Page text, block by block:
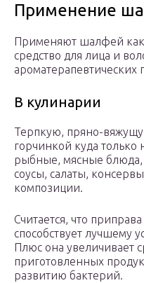
Применение
Применяют шалфей как
средство для лица и
ароматерапевтических
В кулинарии
Терпкую, пряно-
горчинкой куда только
рыбные, мясные блюда,
соусы, салаты,
композиции.
Считается, что
способствует лучшему
Плюс она увеличивает
приготовленных
развитию бактерий.